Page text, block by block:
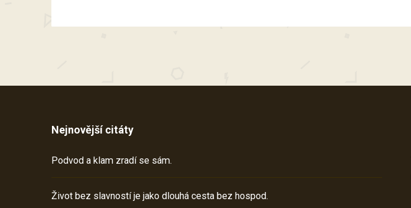
Nejnovější citáty
Podvod a klam zradí se sám.
Život bez slavností je jako dlouhá cesta bez hospod.